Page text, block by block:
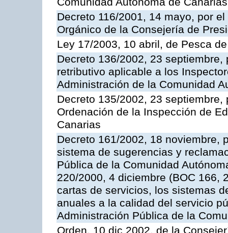
Decreto 116/2001, 14 mayo, por
Orgánico de la Consejería de
Ley 17/2003, 10 abril, de Pesca
Decreto 136/2002, 23
retributivo aplicable a los
Administración de la Comunidad
Decreto 135/2002, 23
Ordenación de la Inspección de
Canarias
Decreto 161/2002, 18 noviembre,
sistema de sugerencias y
Pública de la Comunidad
220/2000, 4 diciembre (BOC 166,
cartas de servicios, los sistemas
anuales a la calidad del servicio
Administración Pública de la